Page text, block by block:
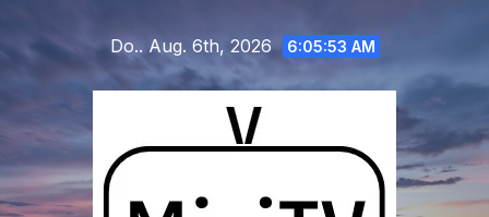
Inhalt
Do.. Aug. 6th, 2026 6:05:54 AM